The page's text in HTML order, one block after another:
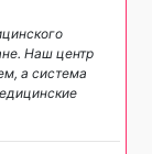
Наш центр
а система